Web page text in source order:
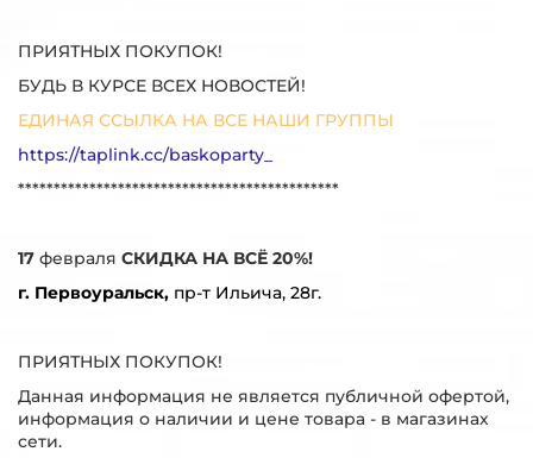
ПРИЯТНЫХ ПОКУПОК!
БУДЬ В КУРСЕ ВСЕХ НОВОСТЕЙ!
ЕДИНАЯ ССЫЛКА НА ВСЕ НАШИ ГРУППЫ
https://taplink.cc/baskoparty_
*********************************************
17 февраля СКИДКА НА ВСЁ 20%!
г. Первоуральск, пр-т Ильича, 28г.
ПРИЯТНЫХ ПОКУПОК!
Данная информация не является публичной офертой,
информация о наличии и цене товара - в магазинах
сети.